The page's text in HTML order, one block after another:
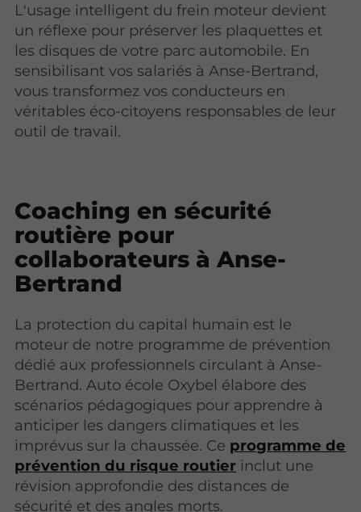
L'usage intelligent du frein moteur devient
un réflexe pour préserver les plaquettes et
les disques de votre parc automobile. En
sensibilisant vos salariés à Anse-Bertrand,
vous transformez vos conducteurs en
véritables éco-citoyens responsables de leur
outil de travail.
Coaching en sécurité
routière pour
collaborateurs à Anse-
Bertrand
La protection du capital humain est le
moteur de notre programme de prévention
dédié aux professionnels circulant à Anse-
Bertrand. Auto école Oxybel élabore des
scénarios pédagogiques pour apprendre à
anticiper les dangers climatiques et les
imprévus sur la chaussée. Ce programme de
prévention du risque routier inclut une
révision approfondie des distances de
sécurité et des angles morts.